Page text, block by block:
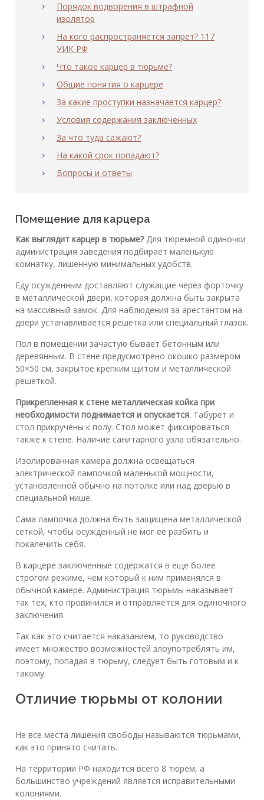
Порядок водворения в штрафной
изолятор
На кого распространяется запрет? 117
УИК РФ
Что такое карцер в тюрьме?
Общие понятия о карцере
За какие проступки назначается карцер?
Условия содержания заключенных
За что туда сажают?
На какой срок попадают?
Вопросы и ответы
Помещение для карцера
Как выглядит карцер в тюрьме?Для тюремной одиночки
администрация заведения подбирает маленькую
комнатку, лишенную минимальных удобств.
Еду осужденным доставляют служащие через форточку
в металлической двери, которая должна быть закрыта
на массивный замок. Для наблюдения за арестантом на
двери устанавливается решетка или специальный глазок.
Пол в помещении зачастую бывает бетонным или
деревянным. В стене предусмотрено окошко размером
50×50 см, закрытое крепким щитом и металлической
решеткой.
Прикрепленная к стене металлическая койка при
необходимости поднимается и опускается. Табурет и
стол прикручены к полу. Стол может фиксироваться
также к стене. Наличие санитарного узла обязательно.
Изолированная камера должна освещаться
электрической лампочкой маленькой мощности,
установленной обычно на потолке или над дверью в
специальной нише.
Сама лампочка должна быть защищена металлической
сеткой, чтобы осужденный не мог ее разбить и
покалечить себя.
В карцере заключенные содержатся в еще более
строгом режиме, чем который к ним применялся в
обычной камере. Администрация тюрьмы наказывает
так тех, кто провинился и отправляется для одиночного
заключения.
Так как это считается наказанием, то руководство
имеет множество возможностей злоупотреблять им,
поэтому, попадая в тюрьму, следует быть готовым и к
такому.
Отличие тюрьмы от колонии
Не все места лишения свободы называются тюрьмами,
как это принято считать.
На территории РФ находится всего 8 тюрем, а
большинство учреждений является исправительными
колониями.